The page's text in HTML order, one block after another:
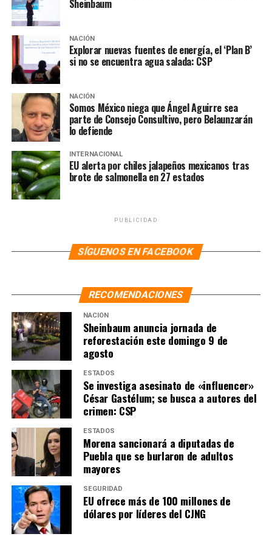
escritor Fabrizio Mejía.
NOTAS RELACIONADAS:
MORENA
PT PVEM
SIGUIENTE
Mexicanos en EU se manifiestan afuera del NYT para
exigir respeto y mostrar respaldo a AMLO
NO TE PIERDAS
“Farsantes periodistas norteamericanos quisieron
denostar a AMLO y encontraron una derrota clara”:
Rocha Moya
Sheinbaum
NACIÓN
Explorar nuevas fuentes de energía, el ‘Plan B’
si no se encuentra agua salada: CSP
NACIÓN
Somos México niega que Ángel Aguirre sea
parte de Consejo Consultivo, pero Belaunzarán
lo defiende
INTERNACIONAL
EU alerta por chiles jalapeños mexicanos tras
brote de salmonella en 27 estados
PUBLICIDAD
SÍGUENOS EN FACEBOOK
RECOMENDACIONES
NACIÓN
Sheinbaum anuncia jornada de
reforestación este domingo 9 de
agosto
ESTADOS
Se investiga asesinato de «influencer»
César Gastélum; se busca a autores del
crimen: CSP
ESTADOS
Morena sancionará a diputadas de
Puebla que se burlaron de adultos
mayores
SEGURIDAD
EU ofrece más de 100 millones de
dólares por líderes del CJNG